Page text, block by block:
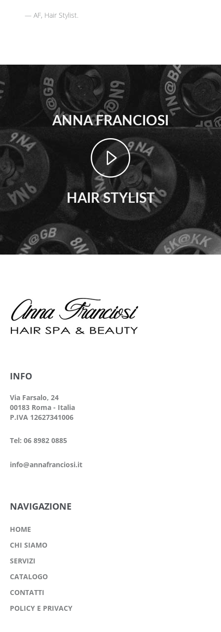
AF, Hair Stylist.
ANNA FRANCIOSI
HAIR STYLIST
INFO
Via Farsalo, 24
00183 Roma - Italia
P.IVA 12627341006
Tel: 06 8982 0885
info@annafranciosi.it
NAVIGAZIONE
HOME
CHI SIAMO
SERVIZI
CATALOGO
CONTATTI
POLICY E PRIVACY